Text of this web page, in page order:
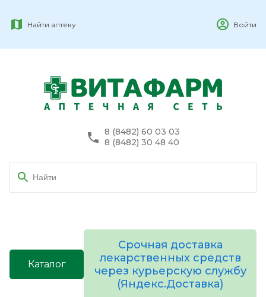
Найти аптеку Войти
8 (8482) 60 03 03
8 (8482) 30 48 40
Каталог
Срочная доставка
лекарственных средств
через курьерскую службу
(Яндекс.Доставка)